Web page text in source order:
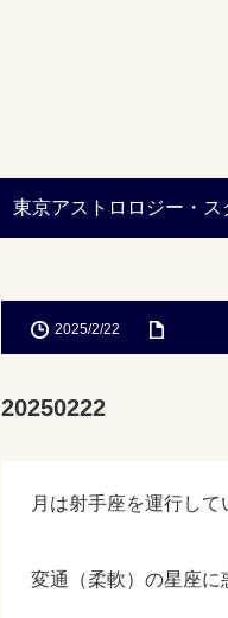
東京アストロロジー・ス
2025/2/22
20250222
月は射手座を運行して
変通（柔軟）の星座に